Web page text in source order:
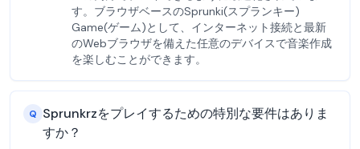
す。ブラウザベースのSprunki(スプランキー)
Game(ゲーム)として、インターネット接続と最新
のWebブラウザを備えた任意のデバイスで音楽作成
を楽しむことができます。
Q Sprunkrzをプレイするための特別な要件はありま
すか？